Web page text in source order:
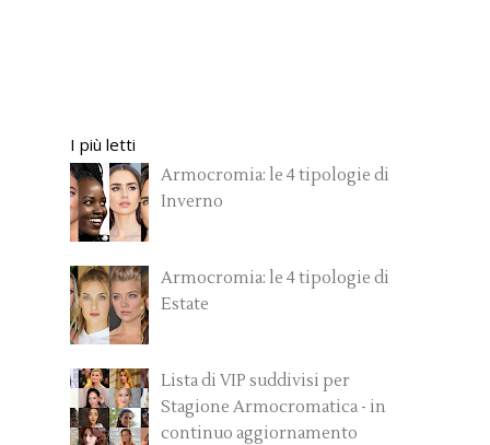
I più letti
Armocromia: le 4 tipologie di
Inverno
Armocromia: le 4 tipologie di
Estate
Lista di VIP suddivisi per
Stagione Armocromatica - in
continuo aggiornamento